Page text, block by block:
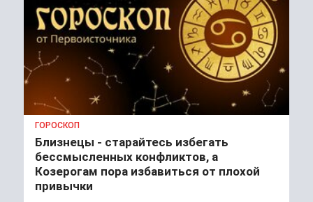
ГОРОСКОП
Близнецы - старайтесь избегать
бессмысленных конфликтов, а
Козерогам пора избавиться от плохой
привычки